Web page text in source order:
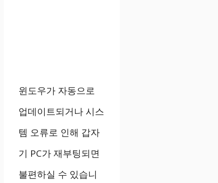
윈도우가 자동으로
업데이트되거나 시스
템 오류로 인해 갑자
기 PC가 재부팅되면
불편하실 수 있습니